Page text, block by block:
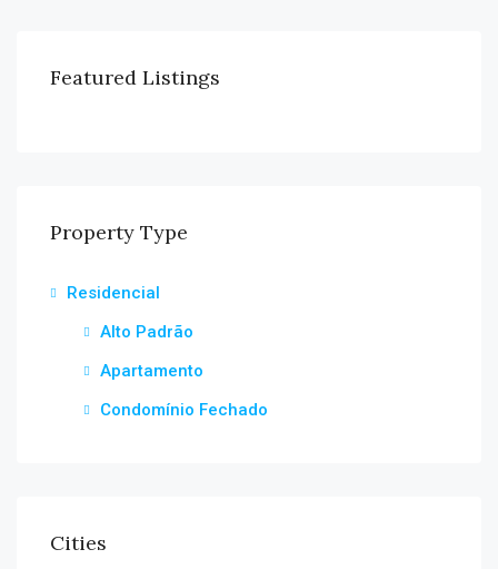
Featured Listings
Property Type
Residencial
Alto Padrão
Apartamento
Condomínio Fechado
Cities